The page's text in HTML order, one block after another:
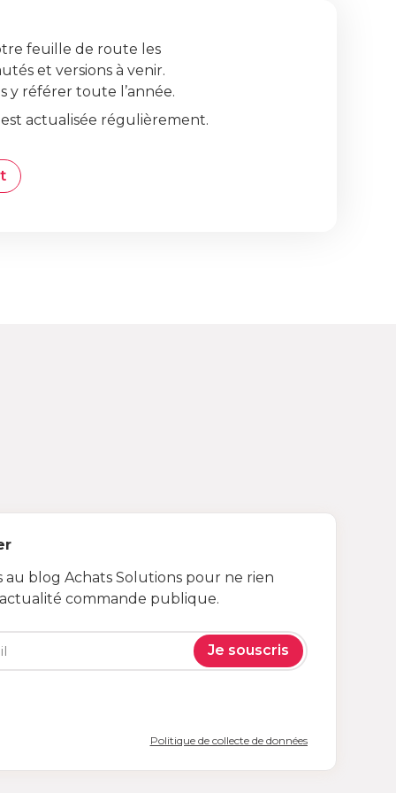
feuille de route les
et versions à venir.
y référer toute l’année.
actualisée régulièrement.
au blog Achats Solutions pour ne rien
commande publique.
Je souscris
Politique de collecte de données